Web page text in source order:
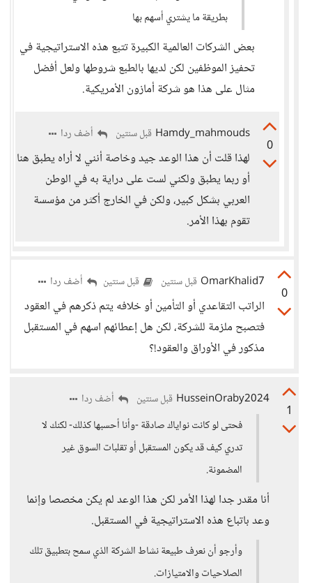
بطريقة ما يشتري أسهم بها
بعض الشركات العالمية الكبيرة تتبع هذه الاستراتيجية في
تحفيز الموظفين لكن لديها بالطبع شروطها ولعل أفضل
مثال على هذا هو شركة أمازون الأمريكية.
0
Hamdy_mahmouds قبل سنتين أضف ردا
لهذا قلت أن هذا الوعد جيد وخاصة أنني لا أراه يطبق هنا
أو ربما يطبق ولكني لست على دراية به في الوطن
العربي بشكل كبير، ولكن في الخارج أكثر من مؤسسة
تقوم بهذا الأمر.
0
OmarKhalid7 قبل سنتين قبل سنتين أضف ردا
الراتب التقاعدي أو التأمين أو خلافه يتم ذكرهم في العقود
فتصبح ملزمة للشركة، لكن هل إعطائهم اسهم في المستقبل
مذكور في الأوراق والعقود!؟
1
HusseinOraby2024 قبل سنتين
أضف ردا
فحتى لو كانت نواياك صادقة -وأنا أحسبها كذلك- لكنك لا
تدري كيف قد يكون المستقبل أو تقلبات السوق غير
المضمونة.
أنا مقدر جدا لهذا الأمر لكن هذا الوعد لم يكن مخصصا وإنما
وعد باتباع هذه الاستراتيجية في المستقبل.
وأرجو أن نعرف طبيعة نشاط الشركة الذي سمح بتطبيق تلك
الصلاحيات والامتيازات.